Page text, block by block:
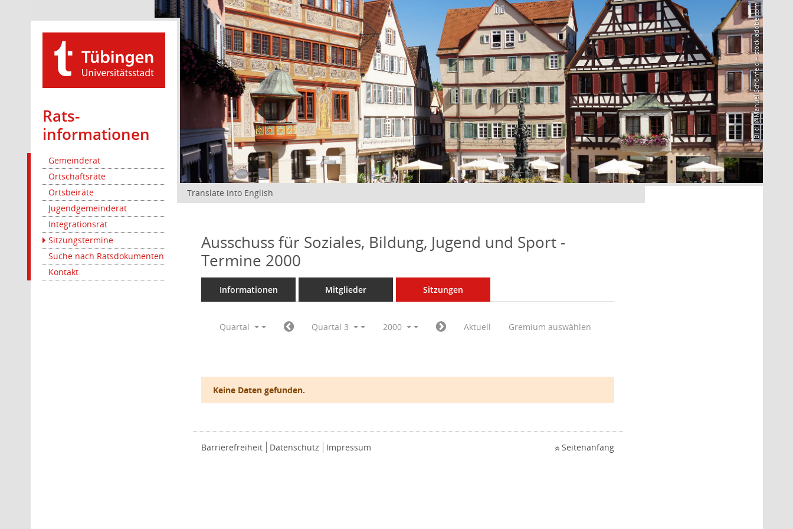
Rats­
informationen
Gemeinderat
Ortschaftsräte
Ortsbeiräte
Jugendgemeinderat
Integrationsrat
Sitzungstermine
Suche nach Ratsdokumenten
Kontakt
Bild: @Manuel Schönfeld – stock.adobe.com
Translate into English
Ausschuss für Soziales, Bildung, Jugend und Sport -
Termine 2000
Informationen Mitglieder Sitzungen
Quartal Quartal 3 2000 Aktuell Gremium auswählen
Keine Daten gefunden.
Barrierefreiheit Datenschutz Impressum Seitenanfang